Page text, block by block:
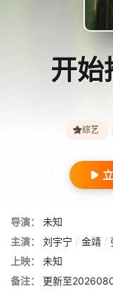
开始
综艺
导演：
未知
主演：
刘宇宁 / 金靖 /
上映：
未知
备注：
更新至